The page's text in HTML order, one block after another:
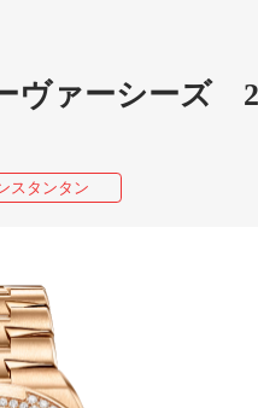
ァーシーズ
スタンタン